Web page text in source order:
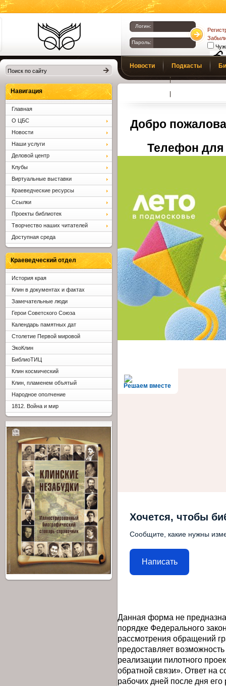
Библиотеки
Клина. Клинская
ЦБС.
Логин:
Пароль:
Новости Подкасты
Добро
Телефон для
Решаем вместе
Хочется, чтобы
Сообщите, какие нужны
Написать
Данная форма не
порядке Федерального
рассмотрения обращений
предоставляет
реализации пилотного
обратной связи». Ответ на
рабочих дней после дня
Навигация
Главная
О ЦБС
Новости
Наши услуги
Деловой центр
Клубы
Виртуальные выставки
Краеведческие ресурсы
Ссылки
Проекты библиотек
Творчество наших читателей
Доступная среда
Краеведческий отдел
История края
Клин в документах и фактах
Замечательные люди
Герои Советского Союза
Календарь памятных дат
Столетие Первой мировой
ЭкоКлин
БиблиоТИЦ
Клин космический
Клин, пламенем объятый
Народное ополчение
1812. Война и мир